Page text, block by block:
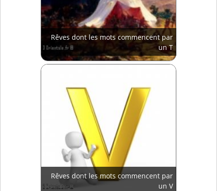
Rêves dont les mots commencent par
un T
Rêves dont les mots commencent par
un V